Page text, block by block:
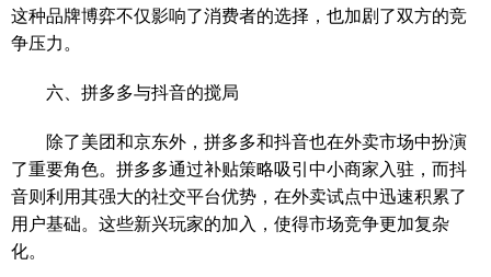
这种品牌博弈不仅影响了消费者的选择，也加剧了双方的竞
争压力。
六、拼多多与抖音的搅局
除了美团和京东外，拼多多和抖音也在外卖市场中扮演
了重要角色。拼多多通过补贴策略吸引中小商家入驻，而抖
音则利用其强大的社交平台优势，在外卖试点中迅速积累了
用户基础。这些新兴玩家的加入，使得市场竞争更加复杂
化。